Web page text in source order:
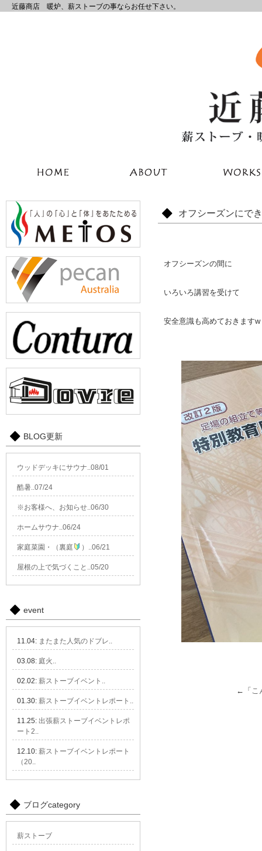
近藤商店 暖炉、薪ストーブの事ならお任せ下さい。
オフシーズンにで
オフシーズンの間に
いろいろ講習を受けて
安全意識も高めておきますw
←「 こ
BLOG更新
ウッドデッキにサウナ..08/01
酷暑..07/24
※お客様へ、お知らせ..06/30
ホームサウナ..06/24
家庭菜園・（裏庭 ）..06/21
屋根の上で気づくこと..05/20
event
11.04: またまた人気のドブレ..
03.08: 庭火..
02.02: 薪ストーブイベント..
01.30: 薪ストーブイベントレポート..
11.25: 出張薪ストーブイベントレポ
ート2..
12.10: 薪ストーブイベントレポート
（20..
ブログcategory
薪ストーブ